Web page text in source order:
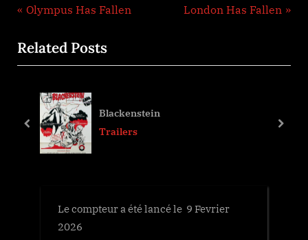
Navigation
de
l’article
P
e
v
u
Olympus Has Fallen
N
t
London Has Fallen
Related Posts
Blackenstein
Trailers
prev next
Le compteur a été lancé le 9 Fevrier
2026